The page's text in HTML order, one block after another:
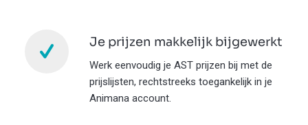
Je prijzen makkelijk bijgewerkt
Werk eenvoudig je AST prijzen bij met de
prijslijsten, rechtstreeks toegankelijk in je
Animana account.